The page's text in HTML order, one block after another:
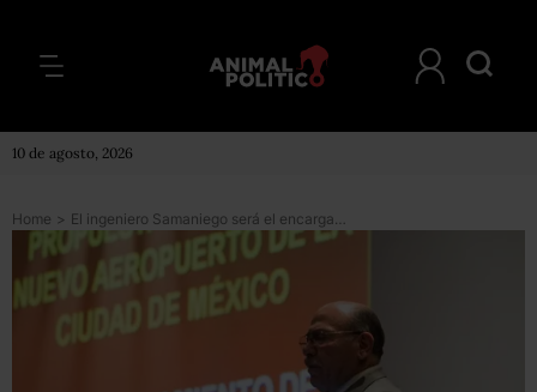
10 de agosto, 2026
Home > El ingeniero Samaniego será el encargado del proyecto de Santa Lucía, informa equipo de AMLO